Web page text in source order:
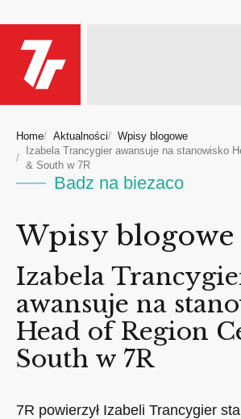
Home Aktualności
Wpisy blogowe
Izabela Trancygier awansuje na stanowisko
& South w 7R
Badz na biezaco
Wpisy blogowe
Izabela
awansuje na
Head of Region
South w 7R
7R powierzył Izabeli Trancygier